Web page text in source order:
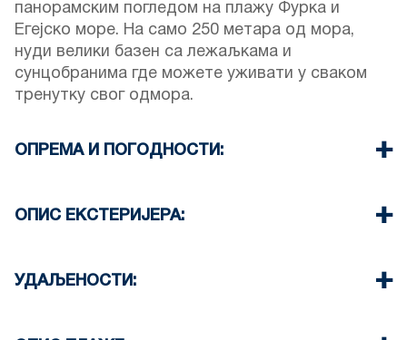
панорамским погледом на плажу Фурка и
Егејско море. На само 250 метара од мора,
нуди велики базен са лежаљкама и
сунцобранима где можете уживати у сваком
тренутку свог одмора.
ОПРЕМА И ПОГОДНОСТИ:
у доручку и вечери са грчком и медитеранском
налази се поред базена и нуди бесплатне
сунцобране и лежаљке.
рођенданских забава.
ОПИС ЕКСТЕРИЈЕРА:
метара од нашег хотела.
Можете уживати у мору у нашем бару на
лежаљке уз наручивање пића или грицкалица.
УДАЉЕНОСТИ:
Село Фурка 900 m